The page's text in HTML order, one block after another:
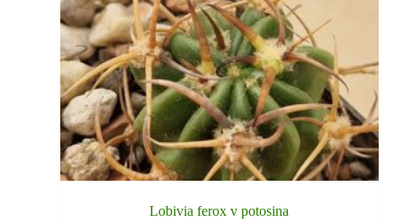
Lobivia ferox v potosina